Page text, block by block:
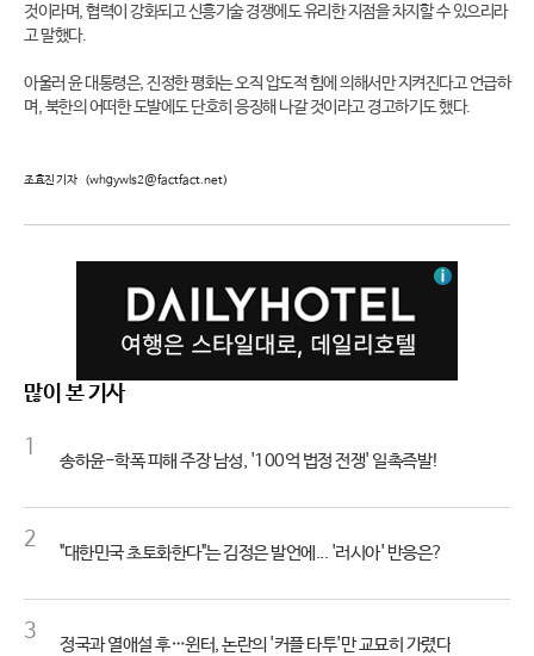
것이라며, 협력이 강화되고 신흥기술 경쟁에도 유리한 지점을 차지할 수 있으리라
고 말했다.
아울러 윤 대통령은, 진정한 평화는 오직 압도적 힘에 의해서만 지켜진다고 언급하
며, 북한의 어떠한 도발에도 단호히 응징해 나갈 것이라고 경고하기도 했다.
조효진 기자 (whgywls2@factfact.net)
많이 본 기사
1
송하윤-학폭 피해 주장 남성, '100억 법정 전쟁' 일촉즉발!
2
"대한민국 초토화한다"는 김정은 발언에... '러시아' 반응은?
3
정국과 열애설 후…윈터, 논란의 '커플 타투'만 교묘히 가렸다